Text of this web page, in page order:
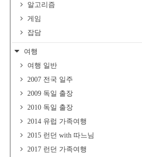
알고리즘
게임
잡담
여행
여행 일반
2007 전국 일주
2009 독일 출장
2010 독일 출장
2014 유럽 가족여행
2015 런던 with 따느님
2017 런던 가족여행